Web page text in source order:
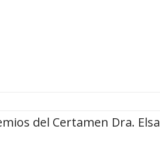
del Certamen Dra. Elsa